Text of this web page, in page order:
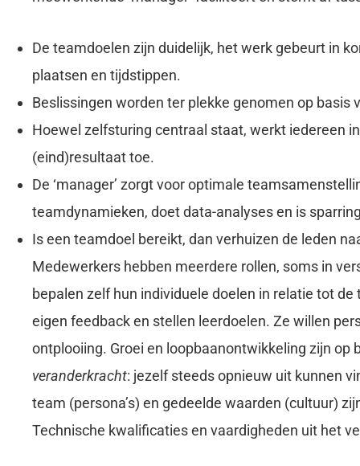
De teamdoelen zijn duidelijk, het werk gebeurt in
plaatsen en tijdstippen.
Beslissingen worden ter plekke genomen op basis
Hoewel zelfsturing centraal staat, werkt iedereen
(eind)resultaat toe.
De ‘manager’ zorgt voor optimale
teamdynamieken, doet data-analyses en is
Is een teamdoel bereikt, dan verhuizen de leden
Medewerkers hebben meerdere rollen, soms in
bepalen zelf hun individuele doelen in relatie tot
eigen feedback en stellen leerdoelen. Ze willen
ontplooiing. Groei en loopbaanontwikkeling zijn op
veranderkracht: jezelf steeds opnieuw uit kunnen
team (persona’s) en gedeelde waarden (cultuur)
Technische kwalificaties en vaardigheden uit het